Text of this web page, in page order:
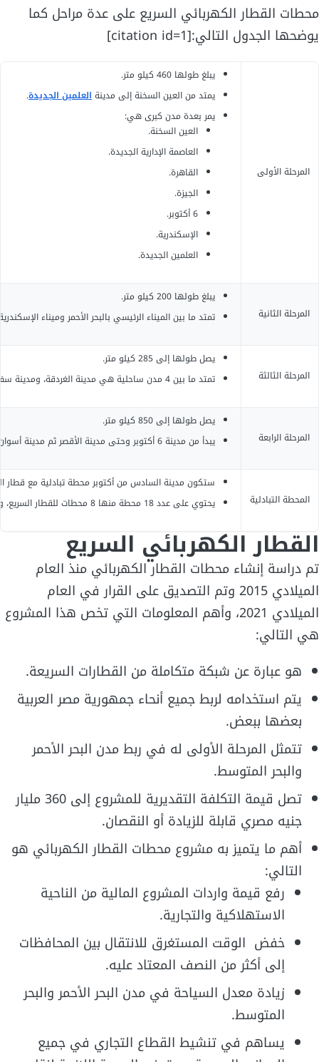
محطات القطار الكهربائي السريع على عدة مراحل كما
يوضحها الجدول التالي:[citation id=1]
المرحلة الأولى
يبلغ طولها 460 كيلو متر.
يمتد من العين السخنة إلى مدينةالعلمين الجديدة.
يمر بعدة مدن كبرى هي:
العين السخنة.
العاصمة الإدارية الجديدة.
القاهرة.
الجيزة.
6 أكتوبر.
الإسكندرية.
العلمين الجديدة.
المرحلة الثانية
يبلغ طولها 200 كيلو متر.
تمتد ما بين الميناء الرئيسي بالبحر الأحمر وميناء
المرحلة الثالثة
يصل طولها إلى 285 كيلو متر.
تمتد ما بين 4 مدن ساحلية هي مدينة الغردقة، ومدينة سفاجا، ومدينة قنا، ومدينة الأقصر.
المرحلة الرابعة
يصل طولها إلى 850 كيلو متر.
يبدأ من مدينة 6 أكتوبر وحتى مدينة الأقصر ثم مدينة أسوان.
المحطة التبادلية
ستكون مدينة السادس من أكتوبر محطة تبادلية مع قطار
يحتوي على عدد 18 محطة منها 8 محطات للقطار السريع، و10 محطات قطار إقليمي.
القطار الكهربائي السريع
تم دراسة إنشاء محطات القطار الكهربائي منذ العام
الميلادي 2015 وتم التصديق على القرار في العام
الميلادي 2021، وأهم المعلومات التي تخص هذا المشروع
هي التالي:
هو عبارة عن شبكة متكاملة من القطارات السريعة.
يتم استخدامه لربط جميع أنحاء جمهورية مصر العربية
بعضها ببعض.
تتمثل المرحلة الأولى له في ربط مدن البحر الأحمر
والبحر المتوسط.
تصل قيمة التكلفة التقديرية للمشروع إلى 360 مليار
جنيه مصري قابلة للزيادة أو النقصان.
أهم ما يتميز به مشروع محطات القطار الكهربائي هو
التالي:
رفع قيمة واردات المشروع المالية من الناحية
الاستهلاكية والتجارية.
خفض الوقت المستغرق للانتقال بين المحافظات
إلى أكثر من النصف المعتاد عليه.
زيادة معدل السياحة في مدن البحر الأحمر والبحر
المتوسط.
يساهم في تنشيط القطاع التجاري في جميع